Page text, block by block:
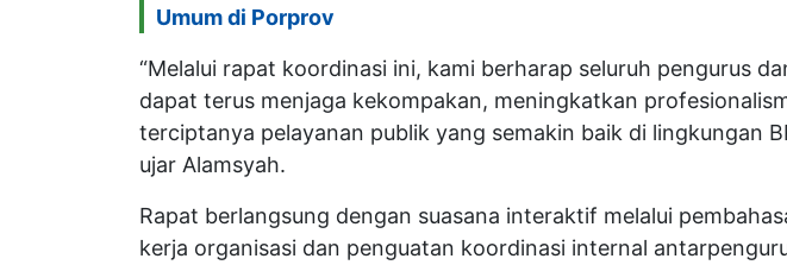
Umum di Porprov
“Melalui rapat koordinasi ini, kami berharap seluruh pengurus
dapat terus menjaga kekompakan, meningkatkan
terciptanya pelayanan publik yang semakin baik di lingkungan
ujar Alamsyah.
Rapat berlangsung dengan suasana interaktif melalui
kerja organisasi dan penguatan koordinasi internal